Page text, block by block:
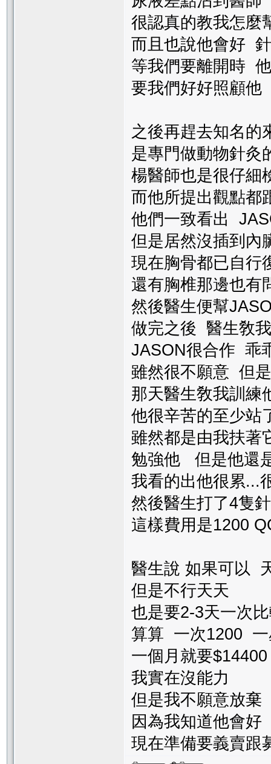
很認真的教我怎麼
而且也說他會好
等我們要離開時
要我們好好照顧他
之後再趕去知名
是專門做動物針灸
楊醫師也是很仔細
而他所提出觀點都
他們一致看出
但是居然沒插到
現在胸骨都已自行
還有胸椎那邊也有
然後醫生便幫
做完之後 醫生敎
JASON很合作 乖
雖然很不願意 但
那天醫生敎我訓練
他很辛苦的至少站
雖然都是由我扶著
勉強他 但是他還
我看的出他很累...
然後醫生打了4隻
這樣費用是1200
醫生說 如果可以
但是不行天天
也是要2-3天一次
算算 一次1200 一
一個月就要
我實在沒能力
但是我不願意放棄
因為我知道他會好
現在準備要義賣跟